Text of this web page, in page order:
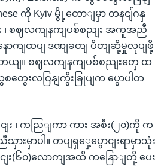
ကို Kyiv မွို့တောျမှာ တနငျ်ဂနှ
စဈလကျနကျပစ်စညျး အကူအညီ
ောကျထပျ ဒဏျခတျ ပိတျဆို့မှုလုပျဖို့
ယျ။ စဈလကျနကျပစ်စညျးတှေ ထ
ေးလဝြနျကွီးခြုပျက ပွောပါတ
ျး ၊ ကညြျကာ ကား အစီး(၂၀)ကို က
းမှာပါ။ တပျရှှေ့ပွောငျးရာမှာသုံး
း(၆၀)လောကျအထိ ကနြောျတို့ ပေး